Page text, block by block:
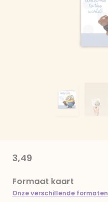
3,49
Formaat kaart
Onze verschillende formaten